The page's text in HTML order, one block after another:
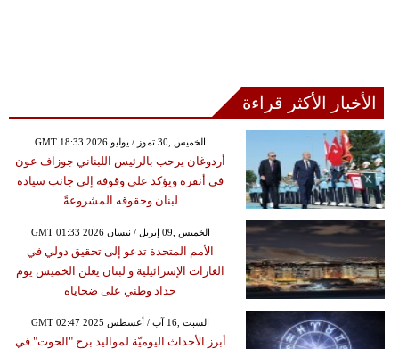
الأخبار الأكثر قراءة
GMT 18:33 2026 الخميس ,30 تموز / يوليو
أردوغان يرحب بالرئيس اللبناني جوزاف عون
في أنقرة ويؤكد على وقوفه إلى جانب سيادة
لبنان وحقوقه المشروعةً
GMT 01:33 2026 الخميس ,09 إبريل / نيسان
الأمم المتحدة تدعو إلى تحقيق دولي في
الغارات الإسرائيلية و لبنان يعلن الخميس يوم
حداد وطني على ضحاياه
GMT 02:47 2025 السبت ,16 آب / أغسطس
أبرز الأحداث اليوميّة لمواليد برج "الحوت" في